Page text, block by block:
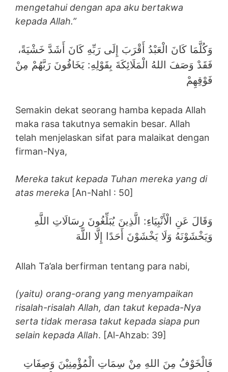
mengetahui dengan apa aku bertakwa
kepada Allah.”
وَكُلَّمَا كَانَ الْعَبْدُ أَقْرَبَ إِلَى رَبِّهِ كَانَ أَشَدَّ خَشْيَةً،
فَقَدْ وَصَفَ اللهُ الْمَلَائِكَةَ بِقَوْلِهِ: يَخَافُونَ رَبَّهُمْ مِنْ
فَوْقِهِمْ
Semakin dekat seorang hamba kepada Allah
maka rasa takutnya semakin besar. Allah
telah menjelaskan sifat para malaikat dengan
firman-Nya,
Mereka takut kepada Tuhan mereka yang di
atas mereka [An-Nahl : 50]
وَقَالَ عَنِ الْأَنْبِيَاءِ: الَّذِينَ يُبَلِّغُونَ رِسَالَاتِ اللَّهِ
وَيَخْشَوْنَهُ وَلَا يَخْشَوْنَ أَحَدًا إِلَّا اللَّهَ
Allah Ta’ala berfirman tentang para nabi,
(yaitu) orang-orang yang menyampaikan
risalah-risalah Allah, dan takut kepada-Nya
serta tidak merasa takut kepada siapa pun
selain kepada Allah. [Al-Ahzab: 39]
فَالْخَوْفُ مِنَ اللهِ مِنْ سِمَاتِ الْمُؤْمِنِيْنَ وَصِفَاتِ